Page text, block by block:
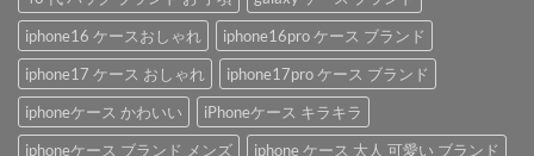
iphone16 ケースおしゃれ
iphone16pro ケース ブランド
iphone17 ケース おしゃれ
iphone17pro ケース ブランド
iphoneケース かわいい
iPhoneケース キラキラ
iphoneケース ブランド メンズ
iphone ケース 大人 可愛い ブランド